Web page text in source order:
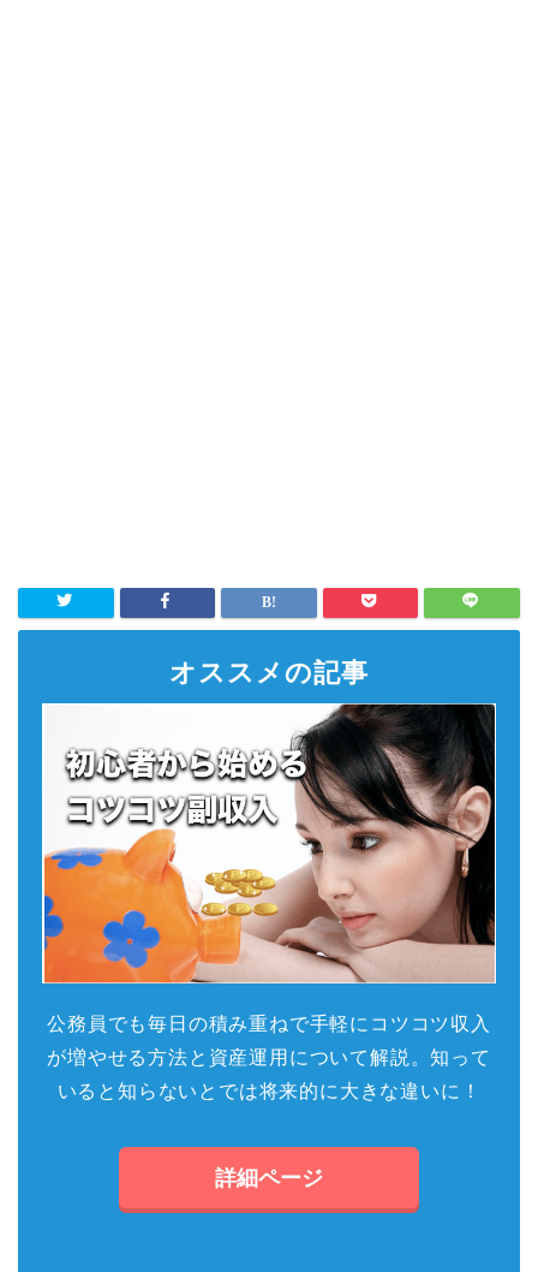
オススメの記事
公務員でも毎日の積み重ねで手軽にコツコツ収入
が増やせる方法と資産運用について解説。知って
いると知らないとでは将来的に大きな違いに！
詳細ページ